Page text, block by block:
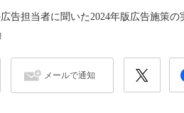
告担当者に聞いた2024年版広告施策の
メールで通知